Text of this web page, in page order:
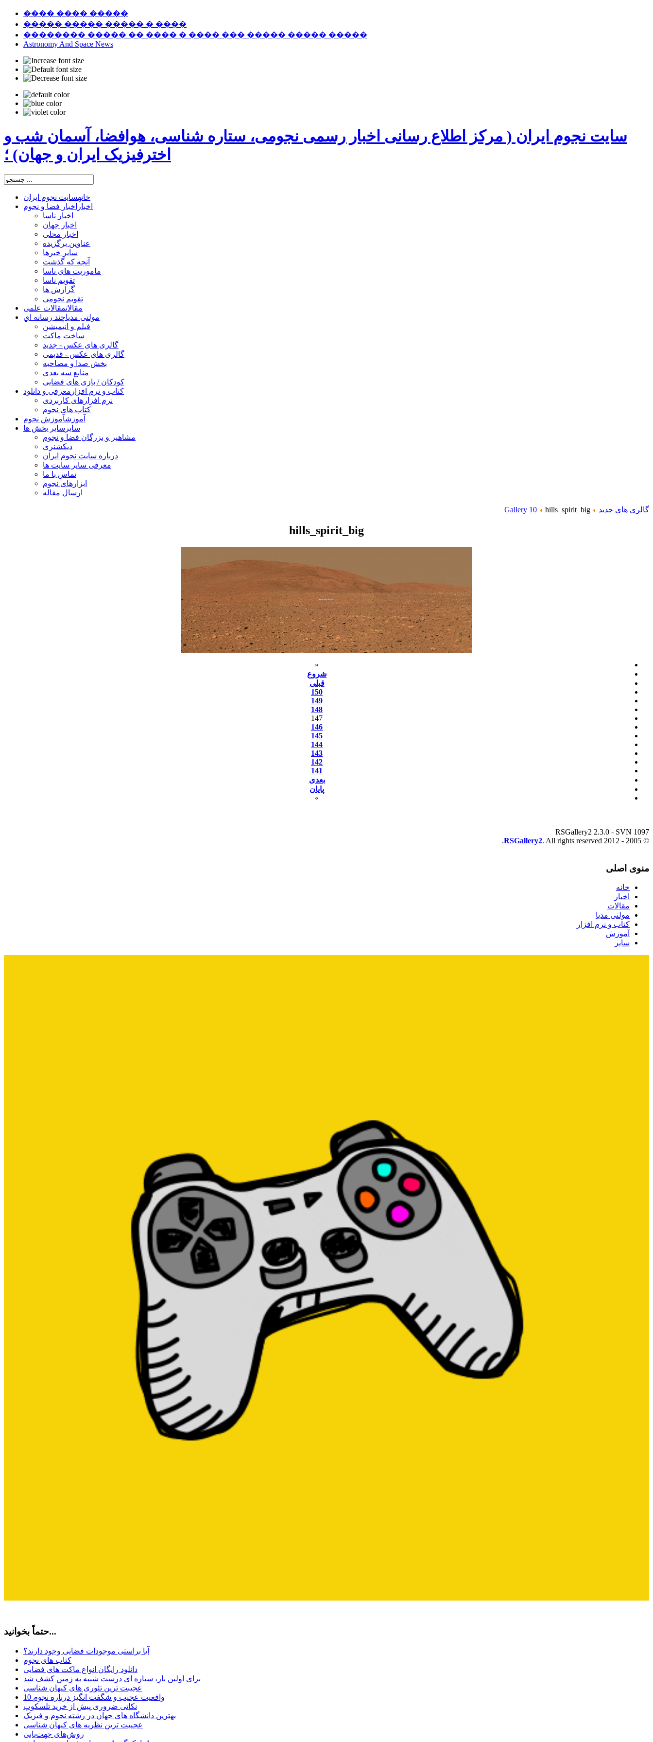
���� ���� �����
����� ����� ����� � ����
�������� ����� �� ���� � ���� ��� ����� ����� �����
Astronomy And Space News
سایت نجوم ایران ( مرکز اطلاع رسانی اخبار رسمی نجومی، ستاره شناسی، هوافضا، آسمان شب و
اخترفیزیک ایران و جهان) ؛
خانهسایت نجوم ایران
اخبار اخبار فضا و نجوم
اخبار ناسا
اخبار جهان
اخبار محلی
عناوین برگزیده
سایر خبرها
آنچه که گذشت
ماموریت های ناسا
تقویم ناسا
گزارش ها
تقویم نجومی
مقالاتمقالات علمی
مولتی مدیاچند رسانه اي
فیلم و انیمیشن
ساخت ماکت
گالری های عکس - جدید
گالری های عکس - قدیمی
بخش صدا و مصاحبه
منابع سه بعدی
کودکان / بازی های فضایی
کتاب و نرم افزار معرفی و دانلود
نرم افزارهای کاربردی
کتاب های نجوم
آموزشآموزش نجوم
سایر سایر بخش ها
مشاهیر و بزرگان فضا و نجوم
دیکشنری
درباره سایت نجوم ایران
معرفی سایر سایت ها
تماس با ما
ابزارهای نجوم
ارسال مقاله
گالری های جدید Gallery 10 hills_spirit_big
hills_spirit_big
«
شروع
قبلی
150
149
148
147
146
145
144
143
142
141
بعدی
پایان
»
RSGallery2 2.3.0 - SVN 1097
© 2005 - 2012
RSGallery2. All rights reserved.
منوی اصلی
خانه
اخبار
مقالات
مولتی مدیا
کتاب و نرم افزار
آموزش
سایر
حتماً بخوانید...
آیا براستی موجودات فضایی وجود دارند؟
کتاب های نجوم
دانلود رایگان انواع ماکت های فضایی
برای اولین بار، سیاره ای درست شبیه به زمین کشف شد
عجیبت ترین تئوری های کیهان شناسی
10 واقعیت عجیب و شگفت انگیز درباره نجوم
نکاتی ضروری پیش از خرید تلسکوپ
بهترین دانشگاه های جهان در رشته نجوم و فیزیک
عجیبت ترین نظریه های کیهان شناسی
روش‌های جهت‌یابی